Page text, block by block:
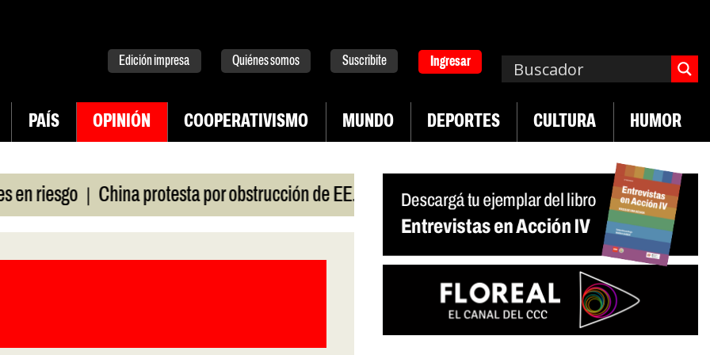
Edición impresa Quiénes somos Suscribite Ingresar
PAÍS OPINIÓN COOPERATIVISMO MUNDO DEPORTES CULTURA HUMOR
| China protesta por obstrucción de EE.UU en Neuquén | Miguel Díaz-Canel: «Es un genocidio»